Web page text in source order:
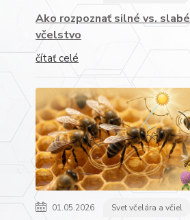
Ako rozpoznať silné vs. slabé
včelstvo
čítať celé
01.05.2026 Svet včelára a včiel